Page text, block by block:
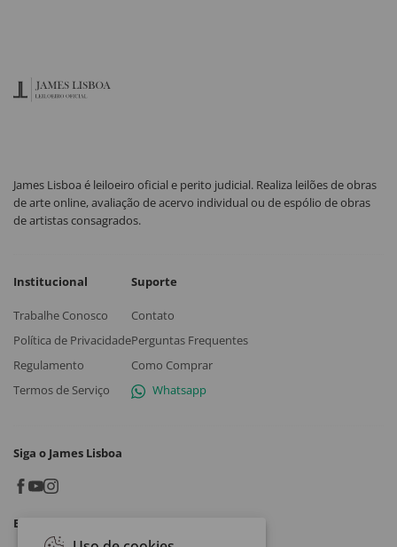
James Lisboa é leiloeiro oficial e perito judicial. Realiza leilões de obras
de arte online, avaliação de acervo individual ou de espólio de obras
de artistas consagrados.
Institucional
Trabalhe Conosco
Política de Privacidade
Regulamento
Termos de Serviço
Suporte
Contato
Perguntas Frequentes
Como Comprar
Whatsapp
Siga o James Lisboa
Baixe o App